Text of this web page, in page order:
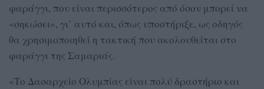
φαράγγι, που είναι περισσότερος από όσον μπορεί να
«σηκώσει», γι’ αυτό και, όπως υποστήριξε, ως οδηγός
θα χρησιμοποιηθεί η τακτική που ακολουθείται στο
φαράγγι της Σαμαριάς.
«Το Δασαρχείο Ολυμπίας είναι πολύ δραστήριο και